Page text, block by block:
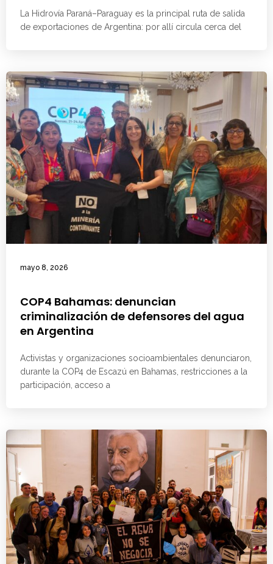
La Hidrovía Paraná–Paraguay es la principal ruta de salida
de exportaciones de Argentina: por allí circula cerca del
mayo 8, 2026
COP4 Bahamas: denuncian
criminalización de defensores del agua
en Argentina
Activistas y organizaciones socioambientales denunciaron,
durante la COP4 de Escazú en Bahamas, restricciones a la
participación, acceso a